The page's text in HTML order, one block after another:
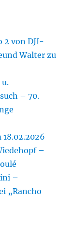
2 von DJI-
Walter zu
u.
– 70.
–
–
„Rancho